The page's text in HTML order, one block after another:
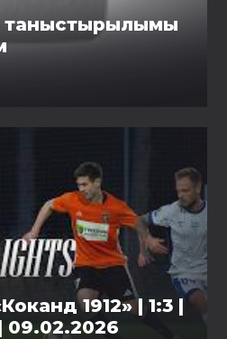
таныстырылымы
1912» | 1:3 |
09.02.2026